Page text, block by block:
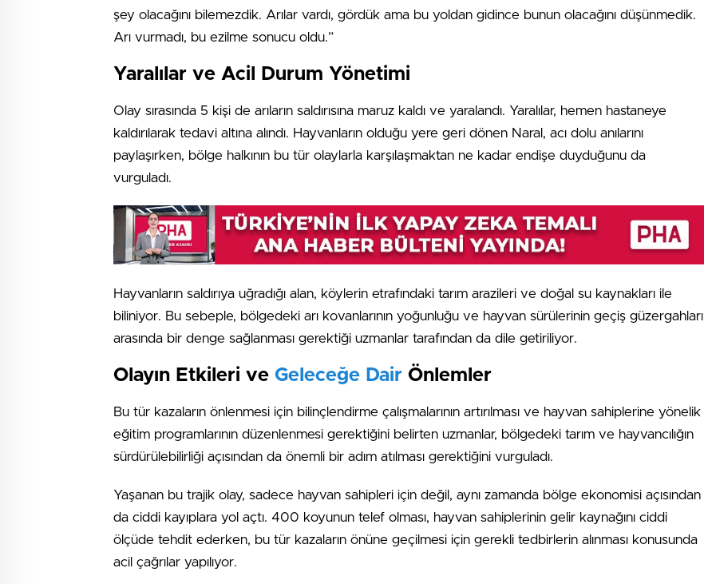
şey olacağını bilemezdik. Arılar vardı, gördük ama bu yoldan gidince bunun olacağını düşünmedik.
Arı vurmadı, bu ezilme sonucu oldu.”
Yaralılar ve Acil Durum Yönetimi
Olay sırasında 5 kişi de arıların saldırısına maruz kaldı ve yaralandı. Yaralılar, hemen hastaneye
kaldırılarak tedavi altına alındı. Hayvanların olduğu yere geri dönen Naral, acı dolu anılarını
paylaşırken, bölge halkının bu tür olaylarla karşılaşmaktan ne kadar endişe duyduğunu da
vurguladı.
Hayvanların saldırıya uğradığı alan, köylerin etrafındaki tarım arazileri ve doğal su kaynakları ile
biliniyor. Bu sebeple, bölgedeki arı kovanlarının yoğunluğu ve hayvan sürülerinin geçiş güzergahları
arasında bir denge sağlanması gerektiği uzmanlar tarafından da dile getiriliyor.
Olayın Etkileri ve Geleceğe Dair Önlemler
Bu tür kazaların önlenmesi için bilinçlendirme çalışmalarının artırılması ve hayvan sahiplerine yönelik
eğitim programlarının düzenlenmesi gerektiğini belirten uzmanlar, bölgedeki tarım ve hayvancılığın
sürdürülebilirliği açısından da önemli bir adım atılması gerektiğini vurguladı.
Yaşanan bu trajik olay, sadece hayvan sahipleri için değil, aynı zamanda bölge ekonomisi açısından
da ciddi kayıplara yol açtı. 400 koyunun telef olması, hayvan sahiplerinin gelir kaynağını ciddi
ölçüde tehdit ederken, bu tür kazaların önüne geçilmesi için gerekli tedbirlerin alınması konusunda
acil çağrılar yapılıyor.